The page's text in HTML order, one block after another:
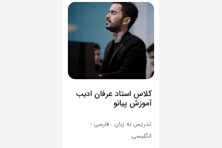
کلاس استاد عرفان ادیب
آموزش پیانو
تدریس به زبان : فارسی -
انگلیسی